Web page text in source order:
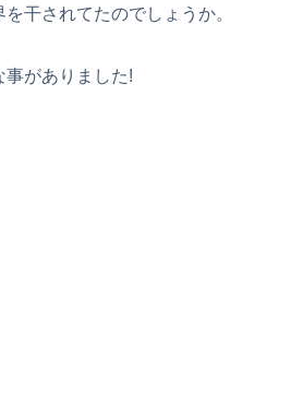
干されてたのでしょうか。
がありました!